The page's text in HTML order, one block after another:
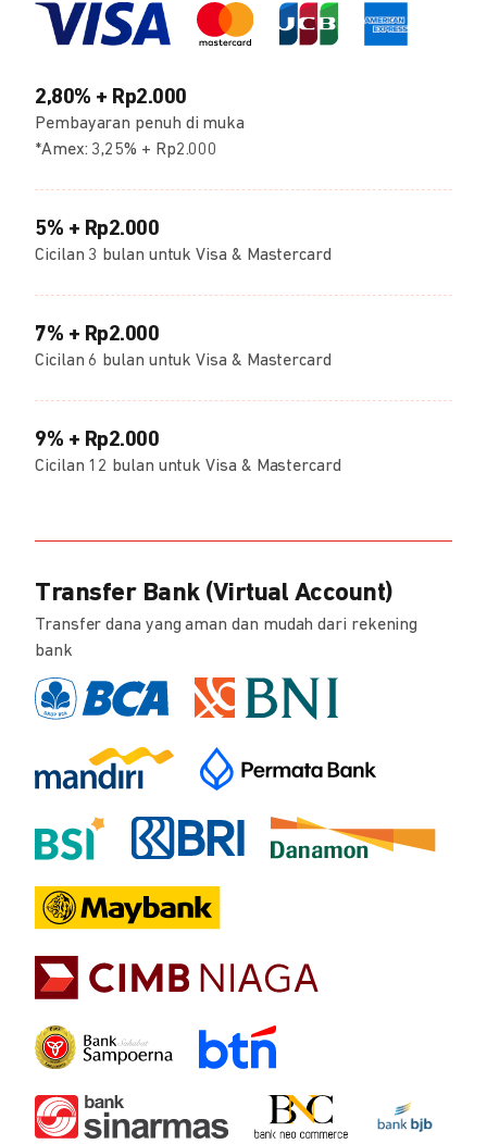
2,80% + Rp2.000
Pembayaran penuh di muka
*Amex: 3,25% + Rp2.000
5% + Rp2.000
Cicilan 3 bulan untuk Visa & Mastercard
7% + Rp2.000
Cicilan 6 bulan untuk Visa & Mastercard
9% + Rp2.000
Cicilan 12 bulan untuk Visa & Mastercard
Transfer Bank (Virtual Account)
Transfer dana yang aman dan mudah dari rekening
bank